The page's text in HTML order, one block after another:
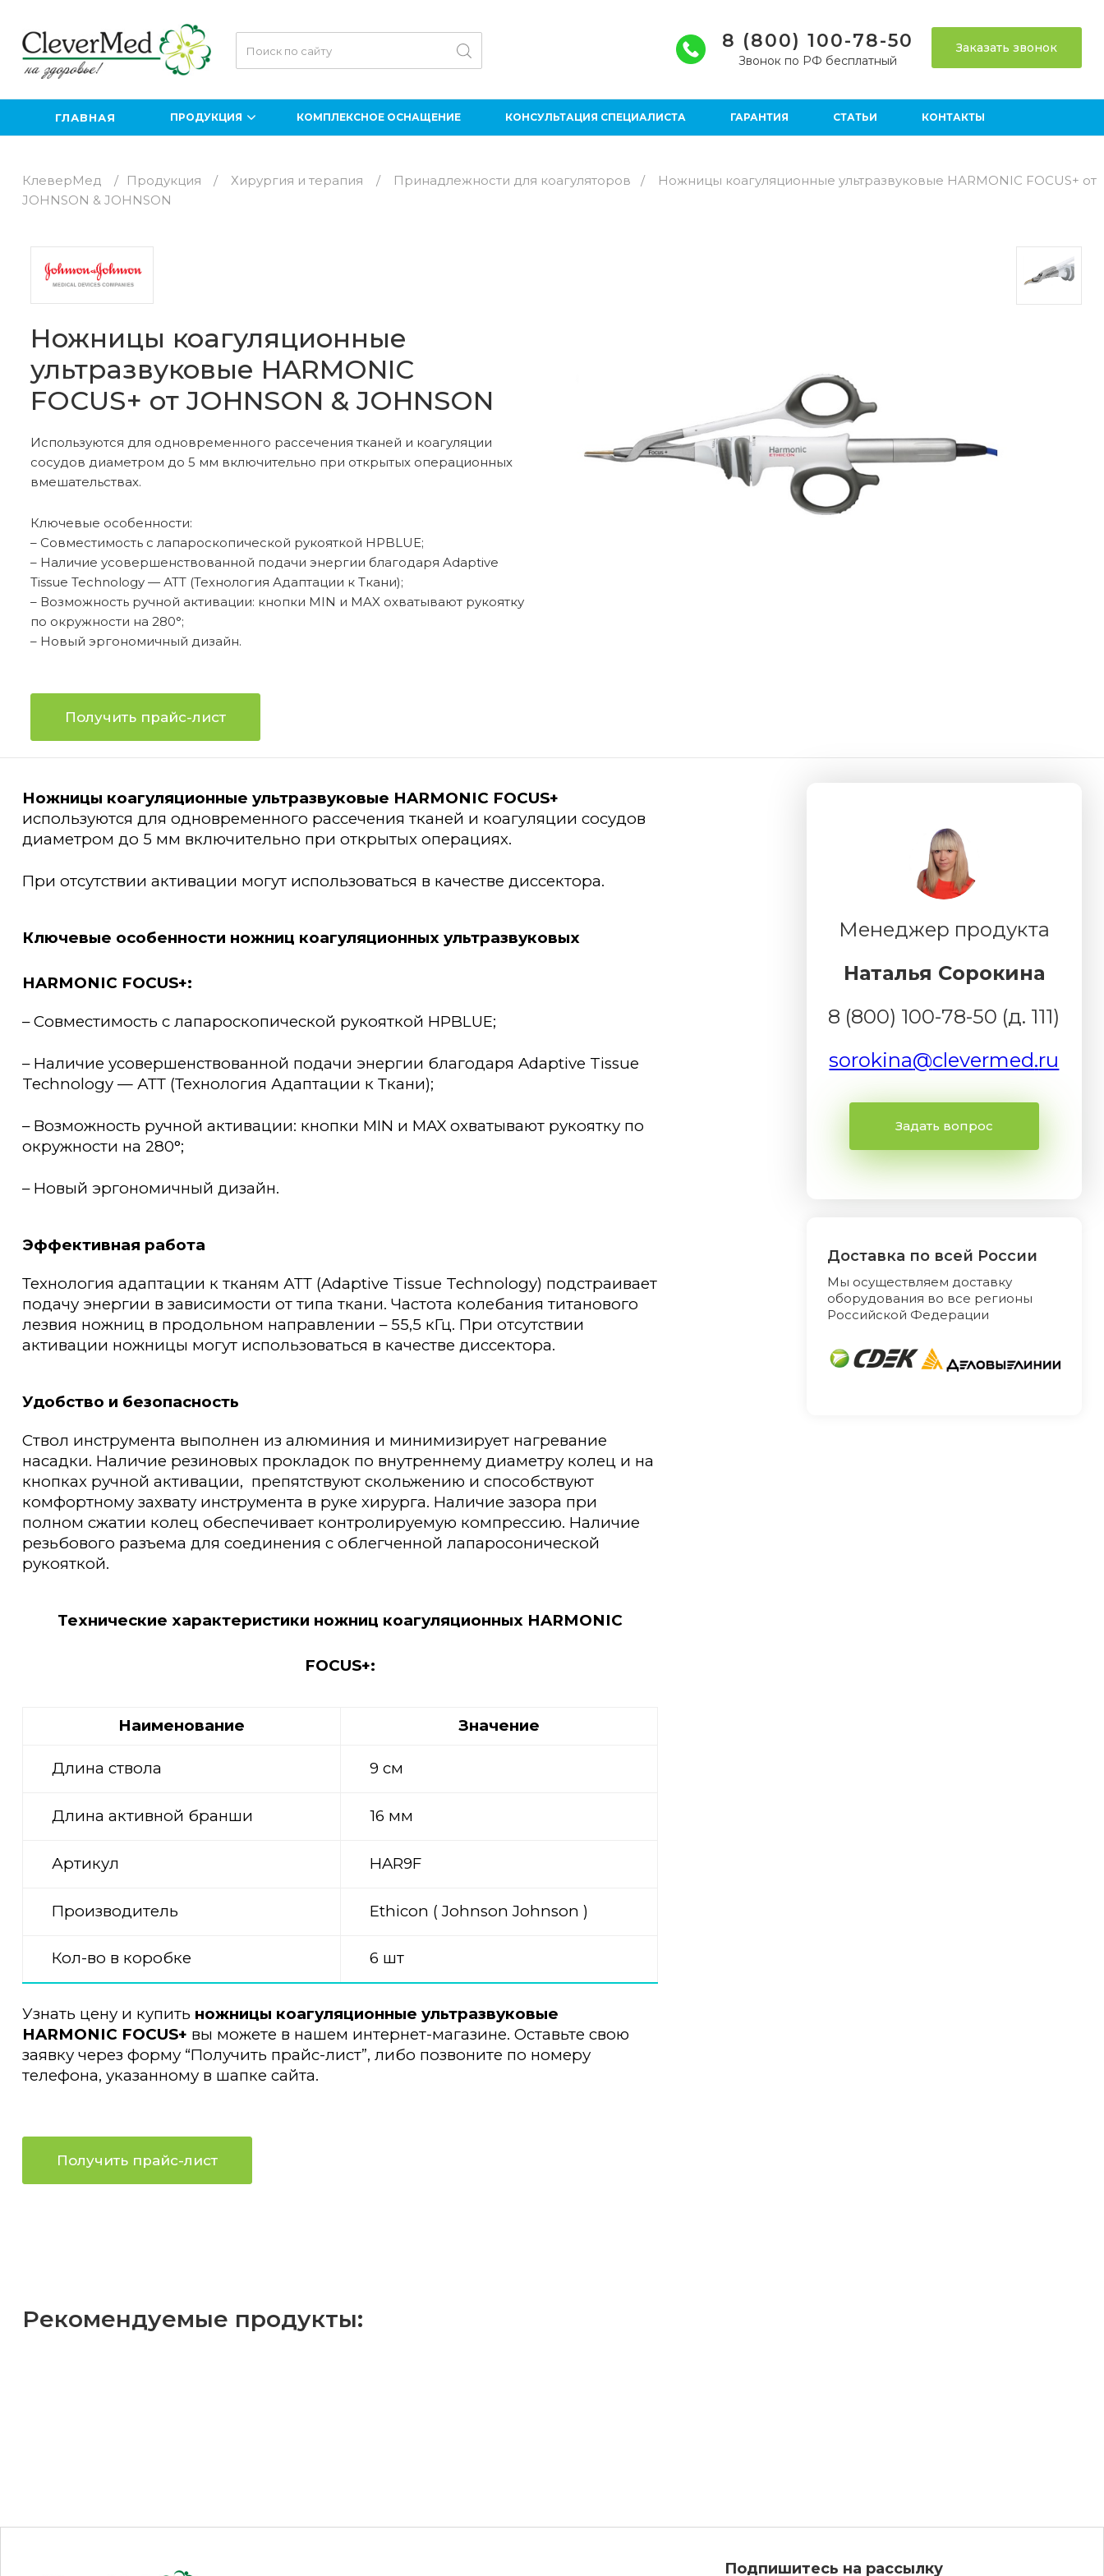
8 (800) 100-78-50
Звонок по РФ бесплатный
Заказать звонок
ГЛАВНАЯ ПРОДУКЦИЯ
Видеоэндоскопы Pentax.
Отличное предложение
Видеопроцессоры Pentax.
Гибкая Эндоскопия
Рентгенология Функциональная диагностика
Ультразвуковая диагностика Хирургия и терапия
Гинекология Для новорожденных Стерилизация и дезинфекция
оборудование
Офтальмология Урология Лабораторная диагностика Гистология и патанатомия
Расходные материалы Утилизация
КОМПЛЕКСНОЕ ОСНАЩЕНИЕ КОНСУЛЬТАЦИЯ СПЕЦИАЛИСТА ГАРАНТИЯ СТАТЬИ КОНТАКТЫ
КлеверМед / Продукция / Хирургия и терапия / Принадлежности для коагуляторов /
Ножницы коагуляционные ультразвуковые HARMONIC FOCUS+ от
JOHNSON & JOHNSON
Ножницы коагуляционные
ультразвуковые HARMONIC
FOCUS+ от JOHNSON & JOHNSON
Используются для одновременного рассечения тканей и коагуляции
сосудов диаметром до 5 мм включительно при открытых операционных
вмешательствах.
Ключевые особенности:
– Совместимость с лапароскопической рукояткой HPBLUE;
– Наличие усовершенствованной подачи энергии благодаря Adaptive
Tissue Technology — АТТ (Технология Адаптации к Ткани);
– Возможность ручной активации: кнопки MIN и MAX охватывают рукоятку
по окружности на 280°;
– Новый эргономичный дизайн.
Получить прайс-лист
Ножницы коагуляционные ультразвуковые HARMONIC FOCUS+
используются для одновременного рассечения тканей и коагуляции сосудов
диаметром до 5 мм включительно при открытых операциях.
При отсутствии активации могут использоваться в качестве диссектора.
Ключевые особенности ножниц коагуляционных ультразвуковых
HARMONIC FOCUS+:
– Совместимость с лапароскопической рукояткой HPBLUE;
– Наличие усовершенствованной подачи энергии благодаря Adaptive Tissue
Technology — АТТ (Технология Адаптации к Ткани);
– Возможность ручной активации: кнопки MIN и MAX охватывают рукоятку по
окружности на 280°;
– Новый эргономичный дизайн.
Эффективная работа
Технология адаптации к тканям АТТ (Adaptive Tissue Technology) подстраивает
подачу энергии в зависимости от типа ткани. Частота колебания титанового
лезвия ножниц в продольном направлении – 55,5 кГц. При отсутствии
активации ножницы могут использоваться в качестве диссектора.
Удобство и безопасность
Ствол инструмента выполнен из алюминия и минимизирует нагревание
насадки. Наличие резиновых прокладок по внутреннему диаметру колец и на
кнопках ручной активации, препятствуют скольжению и способствуют
комфортному захвату инструмента в руке хирурга. Наличие зазора при
полном сжатии колец обеспечивает контролируемую компрессию. Наличие
резьбового разъема для соединения с облегченной лапаросонической
рукояткой.
Технические характеристики ножниц коагуляционных HARMONIC
FOCUS+:
Наименование Значение
Длина ствола 9 см
Длина активной бранши 16 мм
Артикул HAR9F
Производитель Ethicon ( Johnson Johnson )
Кол-во в коробке 6 шт
Узнать цену и купить ножницы коагуляционные ультразвуковые
HARMONIC FOCUS+ вы можете в нашем интернет-магазине. Оставьте свою
заявку через форму “Получить прайс-лист”, либо позвоните по номеру
телефона, указанному в шапке сайта.
Получить прайс-лист
Менеджер продукта
Наталья Сорокина
8 (800) 100-78-50 (д. 111)
sorokina@clevermed.ru
Задать вопрос
Доставка по всей России
Мы осуществляем доставку
оборудования во все регионы
Российской Федерации
Рекомендуемые продукты:
Подпишитесь на рассылку